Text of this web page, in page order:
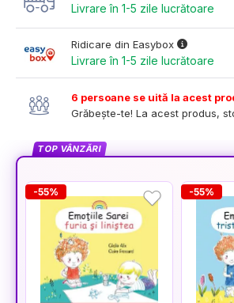
Livrare în 1-5 zile lucrătoare
Ridicare din Easybox
Livrare în 1-5 zile lucrătoare
6 persoane se uită la acest
Grăbește-te! La acest produs,
TOP VÂNZĂRI
-55% -55%